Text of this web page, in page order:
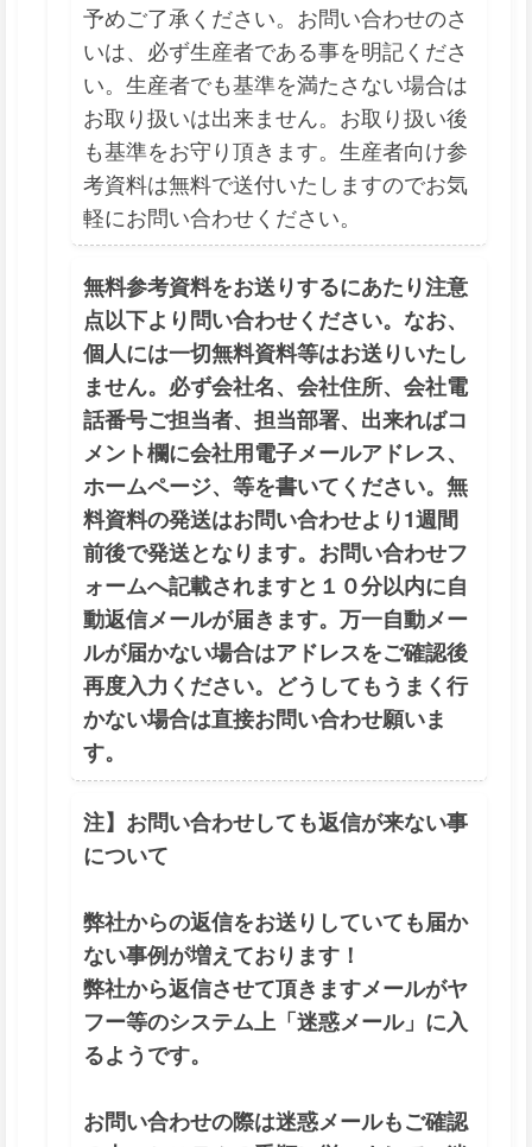
予めご了承ください。お問い合わせのさ
いは、必ず生産者である事を明記くださ
い。生産者でも基準を満たさない場合は
お取り扱いは出来ません。お取り扱い後
も基準をお守り頂きます。生産者向け参
考資料は無料で送付いたしますのでお気
軽にお問い合わせください。
無料参考資料をお送りするにあたり注意
点以下より問い合わせください。なお、
個人には一切無料資料等はお送りいたし
ません。必ず会社名、会社住所、会社電
話番号ご担当者、担当部署、出来ればコ
メント欄に会社用電子メールアドレス、
ホームページ、等を書いてください。無
料資料の発送はお問い合わせより1週間
前後で発送となります。お問い合わせフ
ォームへ記載されますと１０分以内に自
動返信メールが届きます。万一自動メー
ルが届かない場合はアドレスをご確認後
再度入力ください。どうしてもうまく行
かない場合は直接お問い合わせ願いま
す。
注】お問い合わせしても返信が来ない事
について
弊社からの返信をお送りしていても届か
ない事例が増えております！
弊社から返信させて頂きますメールがヤ
フー等のシステム上「迷惑メール」に入
るようです。
お問い合わせの際は迷惑メールもご確認